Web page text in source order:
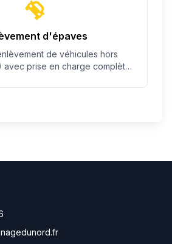
d'épaves
de véhicules hors
avec prise en charge complète